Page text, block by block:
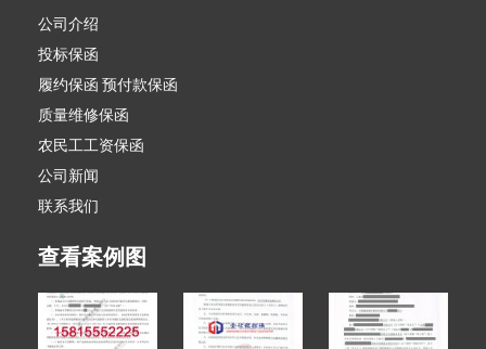
公司介绍
投标保函
履约保函 预付款保函
质量维修保函
农民工工资保函
公司新闻
联系我们
查看案例图